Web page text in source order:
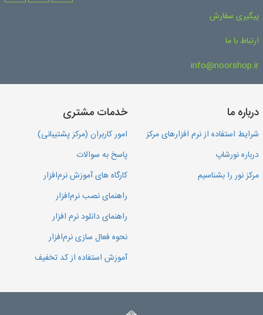
پیگیری سفارش
ارتباط با ما
info@noorshop.ir
درباره ما
شرایط استفاده از نرم افزارهای مرکز
درباره نورشاپ
مرکز نور را بشناسیم
خدمات مشتری
امور کاربران (مرکز پشتیبانی)
پاسخ به سوالات
کارگاه های آموزش نرم‌افزار
راهنمای نصب نرم‌افزار
راهنمای دانلود نرم افزار
نحوه فعال سازی نرم‌افزار
آموزش استفاده از کد تخفیف